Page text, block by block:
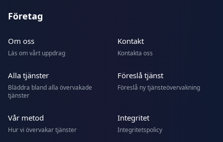
Företag
Om oss
Läs om vårt uppdrag
Kontakt
Kontakta oss
Alla tjänster
Bläddra bland alla övervakade
tjänster
Föreslå tjänst
Föreslå ny tjänsteövervakning
Vår metod
Hur vi övervakar tjänster
Integritet
Integritetspolicy